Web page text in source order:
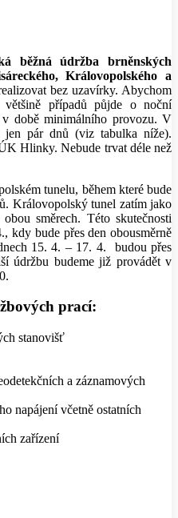
běžná údržba brněnských
Královopolského a
bez uzavírky. Abychom
případů půjde o noční
době minimálního provozu. V
jen pár dnů (viz tabulka níže).
Hlinky. Nebude trvat déle než
tunelu, během které bude
Královopolský tunel zatím jako
směrech. Této skutečnosti
kdy bude přes den obousměrně
15. 4. – 17. 4. budou přes
údržbu budeme již provádět v
prací:
stanovišť
a záznamových
napájení včetně ostatních
zařízení